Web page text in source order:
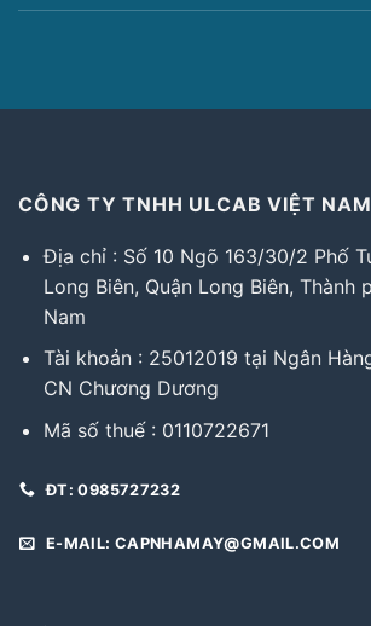
CÔNG TY TNHH ULCAB VIỆT NAM
Địa chỉ : Số 10 Ngõ 163/30/2 Phố
Long Biên, Quận Long Biên, Thành
Nam
Tài khoản : 25012019 tại Ngân
CN Chương Dương
Mã số thuế : 0110722671
ĐT: 0985727232
E-MAIL: CAPNHAMAY@GMAIL.COM